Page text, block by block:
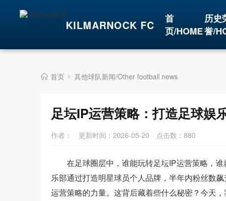
KILMARNOCK FC
首
页/HOME
历史
誉/
首页 其他球队新闻/Other football news
足坛IP运营策略：打造足球娱
作者： 更新时间：2026-05-20 点击数： 880
在足球圈层中，谁能玩转足坛IP运营策略，
乐部通过打造明星球员个人品牌，半年内粉丝数
运营策略的力量。这背后藏着些什么秘密？今天